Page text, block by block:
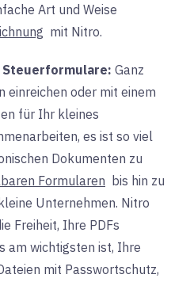
Art und Weise
mit Nitro.
Steuerformulare: Ganz
einreichen oder mit einem
für Ihr kleines
es ist so viel
Dokumenten zu
Formularen bis hin zu
Unternehmen. Nitro
Freiheit, Ihre PDFs
am wichtigsten ist, Ihre
mit Passwortschutz,